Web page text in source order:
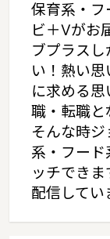
保育系・フ
ビ＋Vがお
ブプラス
い！熱い
に求める
職・転職と
そんな時
系・フード
ッチでき
配信してい